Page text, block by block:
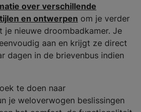
over verschillende
en ontwerpen om je verder
je nieuwe droombadkamer. Je
aan en krijgt ze direct
dagen in de brievenbus indien
te doen naar
je weloverwogen beslissingen